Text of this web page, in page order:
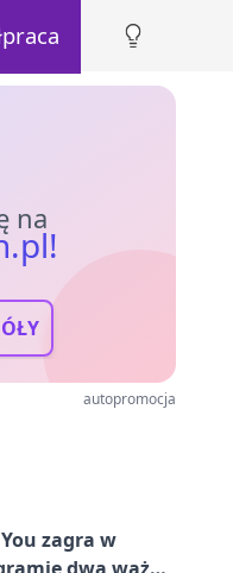
na
autopromocja
zagra w